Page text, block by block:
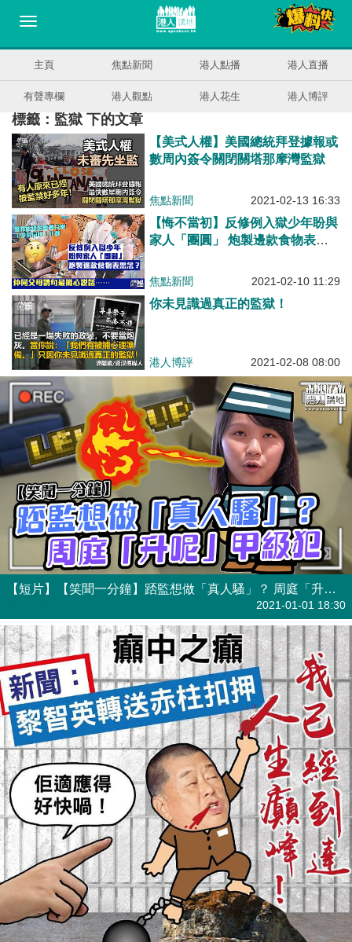
主頁 焦點新聞 港人點播 港人直播
有聲專欄 港人觀點 港人花生 港人博評
標籤：監獄 下的文章
【美式人權】美國總統拜登據報或
數周內簽令關閉關塔那摩灣監獄
焦點新聞 2021-02-13 16:33
【悔不當初】反修例入獄少年盼與
家人「團圓」 炮製邊款食物表思
焦點新聞 2021-02-10 11:29
你未見識過真正的監獄！
港人博評 2021-02-08 08:00
【短片】【笑聞一分鐘】踎監想做「真人騷」？ 周庭「升呢」甲級犯
2021-01-01 18:30